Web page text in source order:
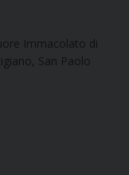
Immacolato di
San Paolo